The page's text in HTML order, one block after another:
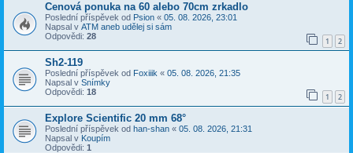
Cenová ponuka na 60 alebo 70cm zrkadlo
Poslední příspěvek od Psion « 05. 08. 2026, 23:01
Napsal v ATM aneb udělej si sám
Odpovědi: 28 1 2
Sh2-119
Poslední příspěvek od Foxiiik « 05. 08. 2026, 21:35
Napsal v Snímky
Odpovědi: 18 1 2
Explore Scientific 20 mm 68°
Poslední příspěvek od han-shan « 05. 08. 2026, 21:31
Napsal v Koupím
Odpovědi: 1